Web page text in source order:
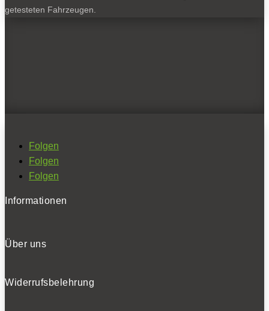
getesteten Fahrzeugen.
Folgen
Folgen
Folgen
Informationen
Über uns
Widerrufsbelehrung